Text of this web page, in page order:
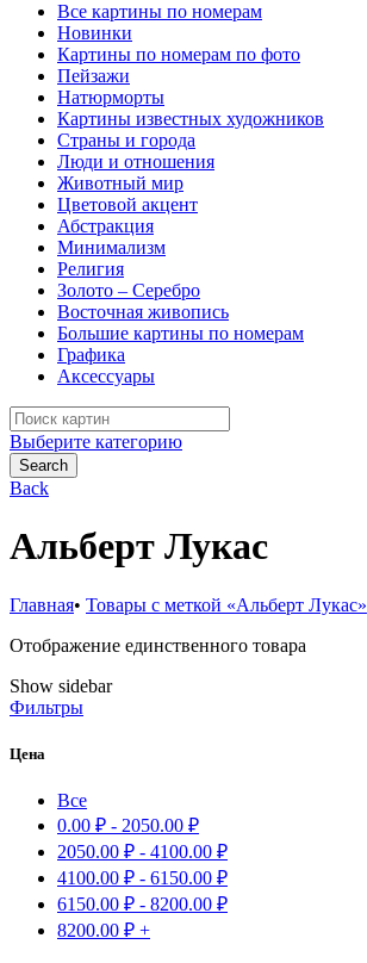
Все картины по номерам
Новинки
Картины по номерам по фото
Пейзажи
Натюрморты
Картины известных художников
Страны и города
Люди и отношения
Животный мир
Цветовой акцент
Абстракция
Минимализм
Религия
Золото – Серебро
Восточная живопись
Большие картины по номерам
Графика
Аксессуары
Search
for:
Выберите категорию
Search
Back
Альберт Лукас
Главная• Товары с меткой «Альберт Лукас»
Отображение единственного товара
Show sidebar
Фильтры
Цена
Все
0.00 ₽ - 2050.00 ₽
2050.00 ₽ - 4100.00 ₽
4100.00 ₽ - 6150.00 ₽
6150.00 ₽ - 8200.00 ₽
8200.00 ₽ +